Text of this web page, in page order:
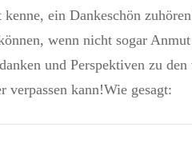
ein Dankeschön
wenn nicht sogar
und Perspektiven zu den
verpassen kann!Wie gesagt: